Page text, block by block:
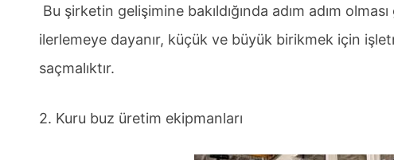
Bu şirketin gelişimine bakıldığında adım adım
ilerlemeye dayanır, küçük ve büyük birikmek için
saçmalıktır.
2. Kuru buz üretim ekipmanları